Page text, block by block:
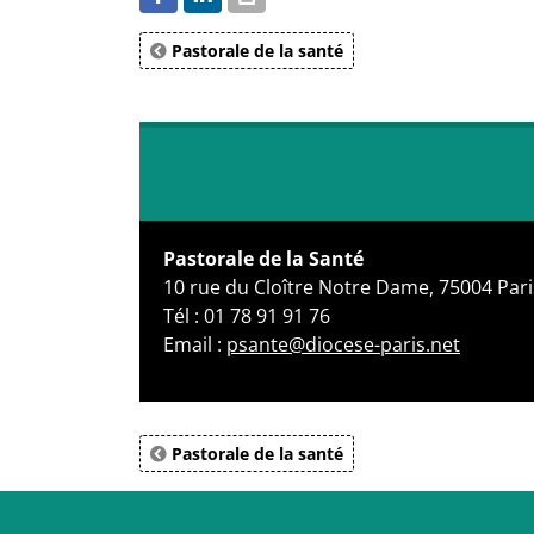
Pastorale de la santé
Pastorale de la Santé
10 rue du Cloître Notre Dame, 75004
Tél : 01 78 91 91 76
Email : psante@diocese-paris.net
Pastorale de la santé